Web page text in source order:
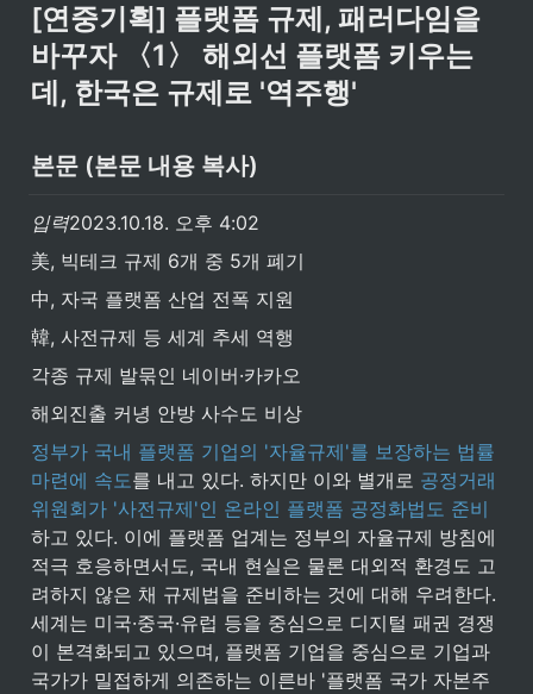
[연중기획] 플랫폼 규제, 패러다임을
바꾸자 〈1〉 해외선 플랫폼 키우는
데, 한국은 규제로 '역주행'
본문 (본문 내용 복사)
입력2023.10.18. 오후 4:02
美, 빅테크 규제 6개 중 5개 폐기
中, 자국 플랫폼 산업 전폭 지원
韓, 사전규제 등 세계 추세 역행
각종 규제 발묶인 네이버·카카오
해외진출 커녕 안방 사수도 비상
정부가 국내 플랫폼 기업의 '자율규제'를 보장하는 법률
마련에 속도를 내고 있다. 하지만 이와 별개로 공정거래
위원회가 '사전규제'인 온라인 플랫폼 공정화법도 준비
하고 있다. 이에 플랫폼 업계는 정부의 자율규제 방침에
적극 호응하면서도, 국내 현실은 물론 대외적 환경도 고
려하지 않은 채 규제법을 준비하는 것에 대해 우려한다.
세계는 미국·중국·유럽 등을 중심으로 디지털 패권 경쟁
이 본격화되고 있으며, 플랫폼 기업을 중심으로 기업과
국가가 밀접하게 의존하는 이른바 '플랫폼 국가 자본주